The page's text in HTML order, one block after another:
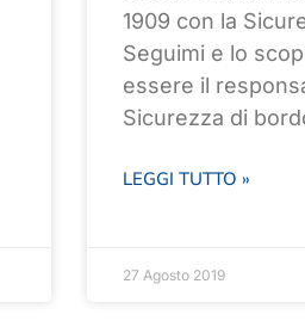
1909 con la
Seguimi e lo
essere il
Sicurezza di
LEGGI TUTTO »
27 Agosto 2019